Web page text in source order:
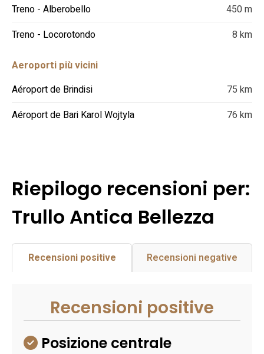
Treno - Alberobello
450 m
Treno - Locorotondo
8 km
Aeroporti più vicini
Aéroport de Brindisi
75 km
Aéroport de Bari Karol Wojtyla
76 km
Riepilogo recensioni per:
Trullo Antica Bellezza
Recensioni positive Recensioni negative
Recensioni positive
Posizione centrale